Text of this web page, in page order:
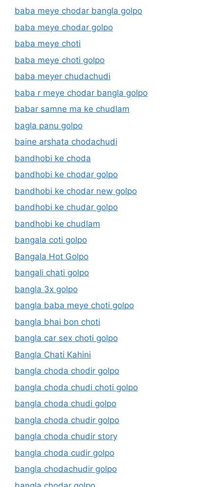
baba meye chodar bangla golpo
baba meye chodar golpo
baba meye choti
baba meye choti golpo
baba meyer chudachudi
baba r meye chodar bangla golpo
babar samne ma ke chudlam
bagla panu golpo
baine arshata chodachudi
bandhobi ke choda
bandhobi ke chodar golpo
bandhobi ke chodar new golpo
bandhobi ke chudar golpo
bandhobi ke chudlam
bangala coti golpo
Bangala Hot Golpo
bangali chati golpo
bangla 3x golpo
bangla baba meye choti golpo
bangla bhai bon choti
bangla car sex choti golpo
Bangla Chati Kahini
bangla choda chodir golpo
bangla choda chudi choti golpo
bangla choda chudi golpo
bangla choda chudir golpo
bangla choda chudir story
bangla choda cudir golpo
bangla chodachudir golpo